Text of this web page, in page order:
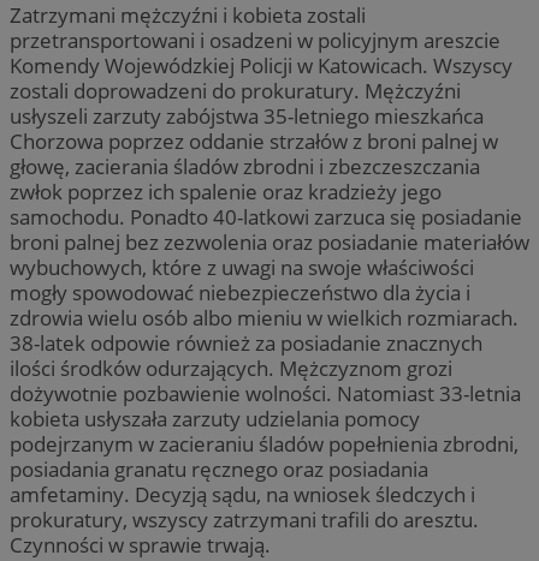
Zatrzymani mężczyźni i kobieta zostali
przetransportowani i osadzeni w policyjnym areszcie
Komendy Wojewódzkiej Policji w Katowicach. Wszyscy
zostali doprowadzeni do prokuratury. Mężczyźni
usłyszeli zarzuty zabójstwa 35-letniego mieszkańca
Chorzowa poprzez oddanie strzałów z broni palnej w
głowę, zacierania śladów zbrodni i zbezczeszczania
zwłok poprzez ich spalenie oraz kradzieży jego
samochodu. Ponadto 40-latkowi zarzuca się posiadanie
broni palnej bez zezwolenia oraz posiadanie materiałów
wybuchowych, które z uwagi na swoje właściwości
mogły spowodować niebezpieczeństwo dla życia i
zdrowia wielu osób albo mieniu w wielkich rozmiarach.
38-latek odpowie również za posiadanie znacznych
ilości środków odurzających. Mężczyznom grozi
dożywotnie pozbawienie wolności. Natomiast 33-letnia
kobieta usłyszała zarzuty udzielania pomocy
podejrzanym w zacieraniu śladów popełnienia zbrodni,
posiadania granatu ręcznego oraz posiadania
amfetaminy. Decyzją sądu, na wniosek śledczych i
prokuratury, wszyscy zatrzymani trafili do aresztu.
Czynności w sprawie trwają.